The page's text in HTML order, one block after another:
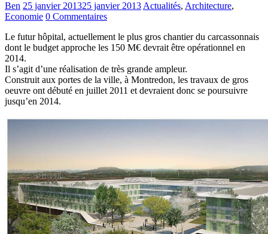
Ben 25 janvier 201325 janvier 2013 Actualités, Architecture,
Economie 0 Commentaires
Le futur hôpital, actuellement le plus gros chantier du carcassonnais
dont le budget approche les 150 M€ devrait être opérationnel en
2014.
Il s’agit d’une réalisation de très grande ampleur.
Construit aux portes de la ville, à Montredon, les travaux de gros
oeuvre ont débuté en juillet 2011 et devraient donc se poursuivre
jusqu’en 2014.